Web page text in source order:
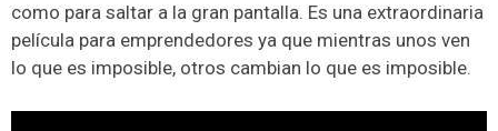
como para saltar a la gran pantalla. Es una extraordinaria
película para emprendedores ya que mientras unos ven
lo que es imposible, otros cambian lo que es imposible.